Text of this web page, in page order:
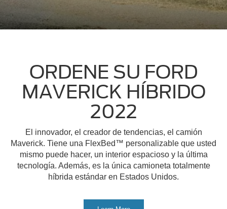
ORDENE SU FORD
MAVERICK HÍBRIDO
2022
El innovador, el creador de tendencias, el camión
Maverick. Tiene una FlexBed™ personalizable que usted
mismo puede hacer, un interior espacioso y la última
tecnología. Además, es la única camioneta totalmente
híbrida estándar en Estados Unidos.